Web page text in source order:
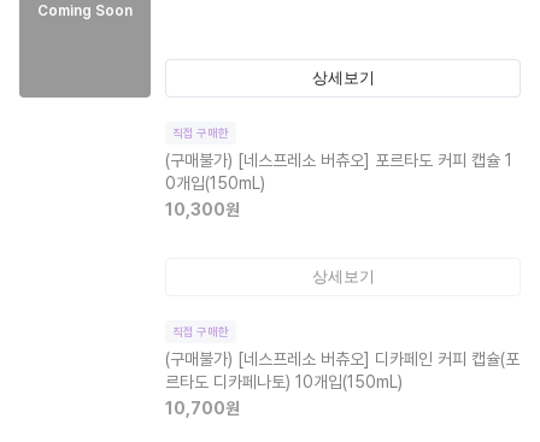
Coming Soon
상세보기
직접 구매한
(구매불가) [네스프레소 버츄오] 포르타도 커피 캡슐 1
0개입(150mL)
10,300원
상세보기
직접 구매한
(구매불가) [네스프레소 버츄오] 디카페인 커피 캡슐(포
르타도 디카페나토) 10개입(150mL)
10,700원